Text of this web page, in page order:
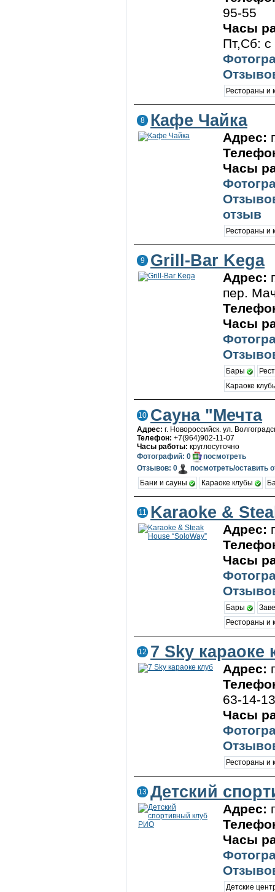
95-55
Часы
Пт,Сб: с
Рестораны и
8 Кафе Чайка
Адрес:
Часы
отзыв
Рестораны и
9 Grill-Bar Kega
Адрес:
пер.
Часы
Бары
Караоке
10 Сауна "Мечта
Адрес: г. Новороссийск. ул.
Телефон: +7(964)902-11-07
Часы работы: круглосуточно
Фотографий: 0
посмотреть
Отзывов: 0
посмотреть/оставить
Бани и сауны
Караоке клубы
11 Karaoke &
Адрес:
Часы
Бары
Рестораны и
12 7 Sky караоке
Адрес:
63-14-13
Часы
Рестораны и
13 Детский
Адрес:
Часы
Детские